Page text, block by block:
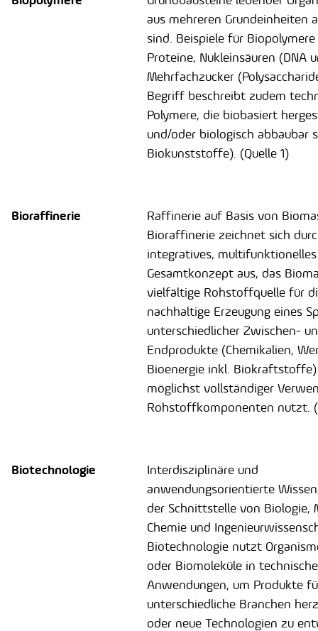
aus mehreren Grundeinheiten
sind. Beispiele für
Proteine, Nukleinsäuren (DNA
Mehrfachzucker
Begriff beschreibt zudem
Polymere, die biobasiert
und/oder biologisch abbaubar
Biokunststoffe). (Quelle 1)
Bioraffinerie
Raffinerie auf Basis von
Bioraffinerie zeichnet sich
integratives, multifunktionelles
Gesamtkonzept aus, das
vielfältige Rohstoffquelle für
nachhaltige Erzeugung eines
unterschiedlicher Zwischen-
Endprodukte (Chemikalien,
Bioenergie inkl.
möglichst vollständiger
Rohstoffkomponenten nutzt.
Biotechnologie
Interdisziplinäre und
anwendungsorientierte
der Schnittstelle von Biologie,
Chemie und
Biotechnologie nutzt
oder Biomoleküle in
Anwendungen, um Produkte
unterschiedliche Branchen
oder neue Technologien zu